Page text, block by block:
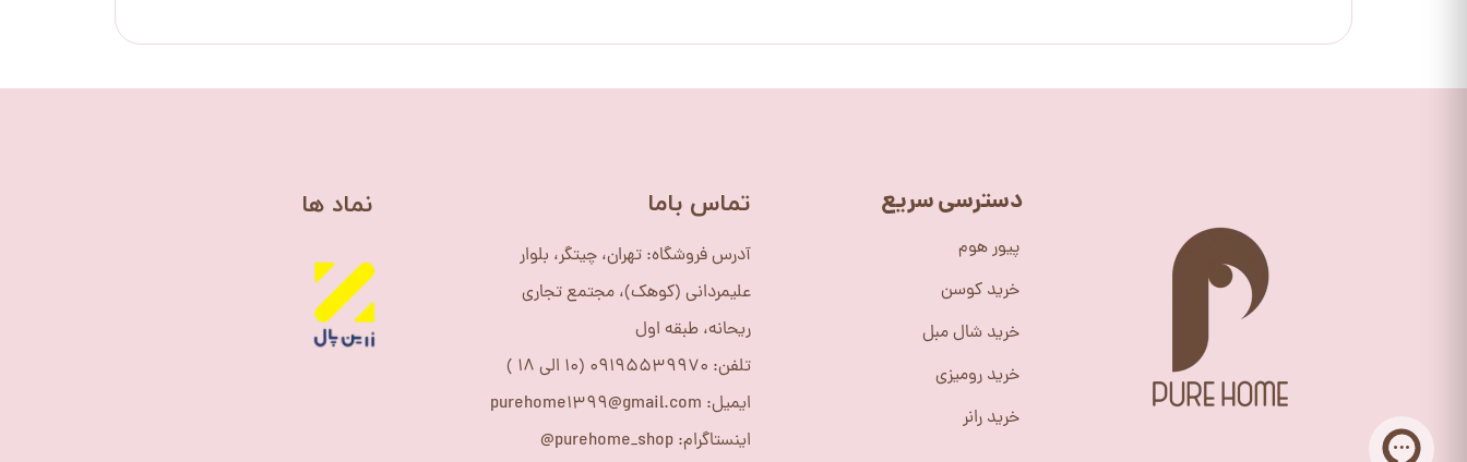
پیور هوم
خرید کوسن
خرید شال مبل
خرید رومیزی
خرید رانر
دسترسی سریع ​تماس باما
آدرس فروشگاه: تهران، چیتگر، بلوار
علیمردانی (کوهک)، مجتمع تجاری
ریحانه، طبقه اول
تلفن: 09195539970 (10 الی 18 )
ایمیل: purehome1399@gmail.com
اینستاگرام: purehome_shop@
​نماد ها